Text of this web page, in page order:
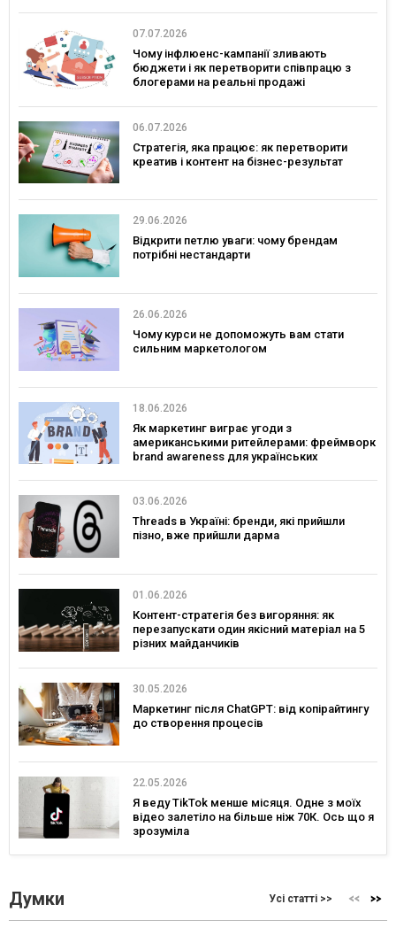
07.07.2026
Чому інфлюенс-кампанії зливають
бюджети і як перетворити співпрацю з
блогерами на реальні продажі
06.07.2026
Стратегія, яка працює: як перетворити
креатив і контент на бізнес-результат
29.06.2026
Відкрити петлю уваги: чому брендам
потрібні нестандарти
26.06.2026
Чому курси не допоможуть вам стати
сильним маркетологом
18.06.2026
Як маркетинг виграє угоди з
американськими ритейлерами: фреймворк
brand awareness для українських
03.06.2026
Threads в Україні: бренди, які прийшли
пізно, вже прийшли дарма
01.06.2026
Контент-стратегія без вигоряння: як
перезапускати один якісний матеріал на 5
різних майданчиків
30.05.2026
Маркетинг після ChatGPT: від копірайтингу
до створення процесів
22.05.2026
Я веду TikTok менше місяця. Одне з моїх
відео залетіло на більше ніж 70К. Ось що я
зрозуміла
Думки Усі статті >>